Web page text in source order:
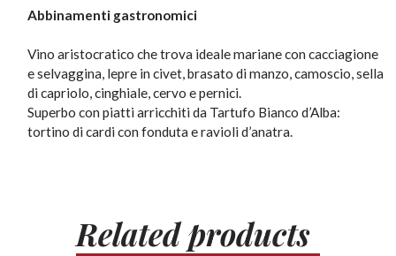
Abbinamenti gastronomici
Vino aristocratico che trova ideale mariane con cacciagione
e selvaggina, lepre in civet, brasato di manzo, camoscio, sella
di capriolo, cinghiale, cervo e pernici.
Superbo con piatti arricchiti da Tartufo Bianco d’Alba:
tortino di cardi con fonduta e ravioli d’anatra.
Relatedproducts